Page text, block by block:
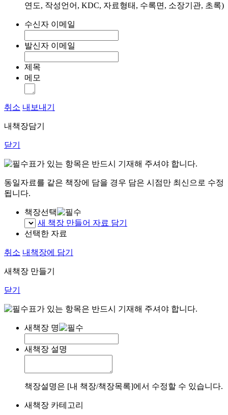
연도, 작성언어, KDC, 자료형태, 수록면, 소장기관, 초록)
수신자 이메일
발신자 이메일
제목
메모
취소 내보내기
내책장담기
닫기
표가 있는 항목은 반드시 기재해 주셔야 합니다.
동일자료를 같은 책장에 담을 경우 담은 시점만 최신으로 수정
됩니다.
책장선택
새 책장 만들어 자료 담기
선택한 자료
취소 내책장에 담기
새책장 만들기
닫기
표가 있는 항목은 반드시 기재해 주셔야 합니다.
새책장 명
새책장 설명
책장설명은 [내 책장/책장목록]에서 수정할 수 있습니다.
새책장 카테고리